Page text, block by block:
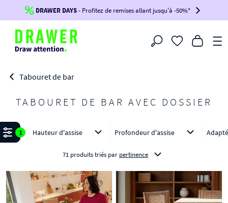
Jusqu'à-100€*sur votre commande !
BIKINI100
-voir conditions en bas de page-
DRAWER DAYS- Profitez de remises allant jusqu'à -50%*
Filtrer
Tabouret de bar
TABOURET DE BAR AVEC DOSSIER
Affiner
1 Hauteur d'assise Profondeur d'assise
71 produits triés par pertinence